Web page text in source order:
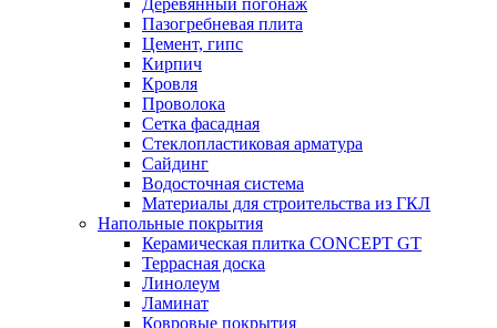
Пазогребневая плита
Цемент, гипс
Кирпич
Кровля
Проволока
Сетка фасадная
Стеклопластиковая арматура
Сайдинг
Водосточная система
Материалы для строительства из ГКЛ
Напольные покрытия
Керамическая плитка CONCEPT GT
Террасная доска
Линолеум
Ламинат
Ковровые покрытия